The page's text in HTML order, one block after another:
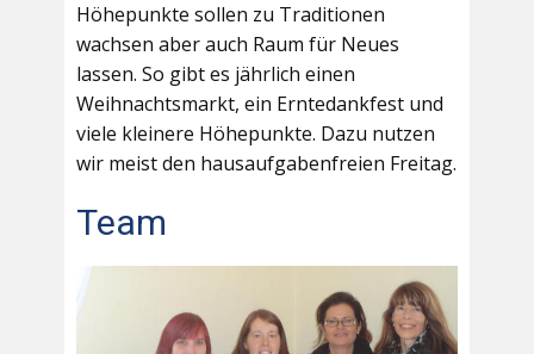
Höhepunkte sollen zu Traditionen
wachsen aber auch Raum für Neues
lassen. So gibt es jährlich einen
Weihnachtsmarkt, ein Erntedankfest und
viele kleinere Höhepunkte. Dazu nutzen
wir meist den hausaufgabenfreien Freitag.
Team